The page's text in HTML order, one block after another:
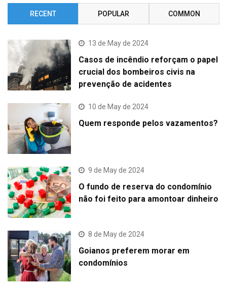
RECENT POPULAR COMMON
13 de May de 2024
Casos de incêndio reforçam o papel
crucial dos bombeiros civis na
prevenção de acidentes
10 de May de 2024
Quem responde pelos vazamentos?
9 de May de 2024
O fundo de reserva do condomínio
não foi feito para amontoar dinheiro
8 de May de 2024
Goianos preferem morar em
condomínios